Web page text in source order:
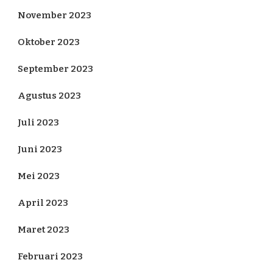
November 2023
Oktober 2023
September 2023
Agustus 2023
Juli 2023
Juni 2023
Mei 2023
April 2023
Maret 2023
Februari 2023